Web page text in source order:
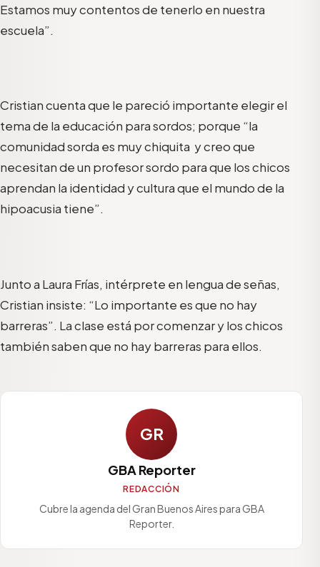
Estamos muy contentos de tenerlo en nuestra
escuela”.
Cristian cuenta que le pareció importante elegir el
tema de la educación para sordos; porque “la
comunidad sorda es muy chiquita y creo que
necesitan de un profesor sordo para que los chicos
aprendan la identidad y cultura que el mundo de la
hipoacusia tiene”.
Junto a Laura Frías, intérprete en lengua de señas,
Cristian insiste: “Lo importante es que no hay
barreras”. La clase está por comenzar y los chicos
también saben que no hay barreras para ellos.
GR
GBA Reporter
REDACCIÓN
Cubre la agenda del Gran Buenos Aires para GBA
Reporter.